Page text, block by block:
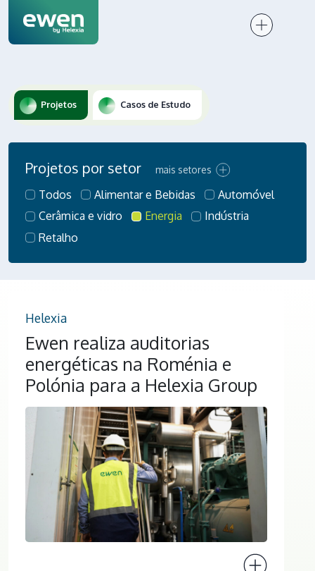
Projetos Casos de Estudo
Projetos por setor mais setores
Todos Alimentar e Bebidas
Automóvel
Cerâmica e vidro
Energia
Indústria
Retalho
Helexia
Ewen realiza auditorias
energéticas na Roménia e
Polónia para a Helexia Group
Ver projeto